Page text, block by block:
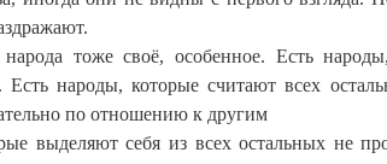
тоже своё, особенное. Есть
народы, которые считают всех
по отношению к другим
выделяют себя из всех остальных не